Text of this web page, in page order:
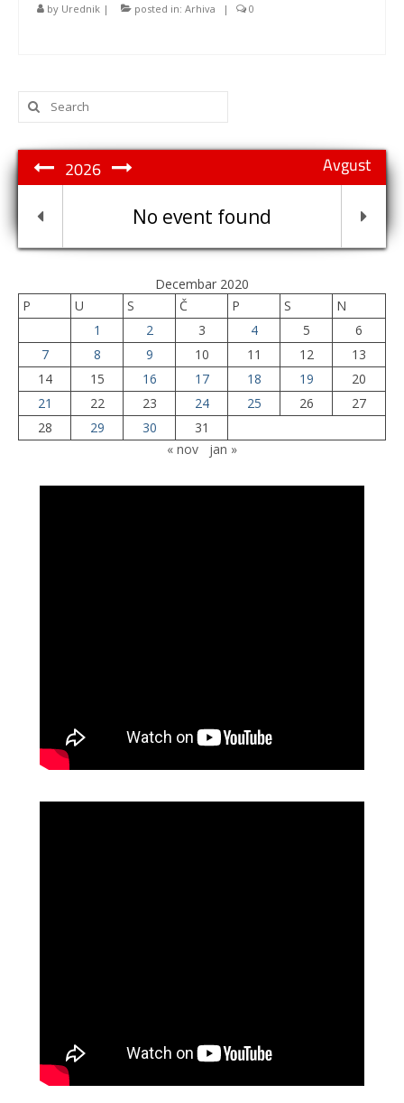
by Urednik | posted in: Arhiva | 0
Search
for:
Avgust
2026
No event found
Decembar 2020
P
U S Č P S
N
1
2 3 4 5
6
7
8 9 10 11 12
13
14
15 16 17 18 19
20
21
22 23 24 25 26
27
28
29 30
31
« nov
jan »